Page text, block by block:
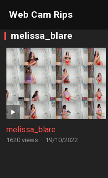
Web Cam Rips
melissa_blare
melissa_blare
1620 views · 19/10/2022